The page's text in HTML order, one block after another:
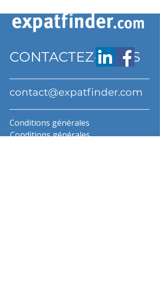
CONTACTEZ-NOUS
contact@expatfinder.com
Conditions générales
Conditions générales